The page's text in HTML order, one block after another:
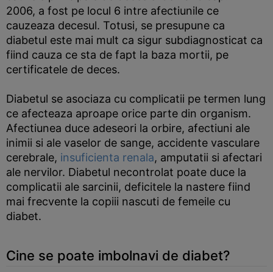
2006, a fost pe locul 6 intre afectiunile ce
cauzeaza decesul. Totusi, se presupune ca
diabetul este mai mult ca sigur subdiagnosticat ca
fiind cauza ce sta de fapt la baza mortii, pe
certificatele de deces.
Diabetul se asociaza cu complicatii pe termen lung
ce afecteaza aproape orice parte din organism.
Afectiunea duce adeseori la orbire, afectiuni ale
inimii si ale vaselor de sange, accidente vasculare
cerebrale, insuficienta renala, amputatii si afectari
ale nervilor. Diabetul necontrolat poate duce la
complicatii ale sarcinii, deficitele la nastere fiind
mai frecvente la copiii nascuti de femeile cu
diabet.
Cine se poate imbolnavi de diabet?